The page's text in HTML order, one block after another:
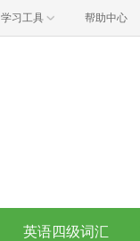
学习工具 帮助中心
英语四级词汇